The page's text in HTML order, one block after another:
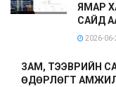
ЯМАР
САЙД
2026-06-
ЗАМ, ТЭЭВРИЙН
ӨДӨРЛӨГТ